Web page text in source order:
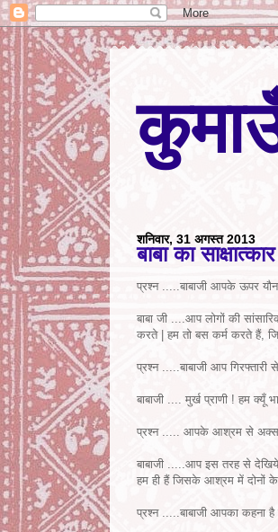
शनिवार, 31 अगस्त 2013
बाबा का
प्रश्न .....बाबाजी आपके ऊपर
बाबा जी ....आप लोगों की
करते | हम तो बस कर्म करते हैं,
प्रश्न .....बाबाजी आप
बाबाजी .... मुर्ख प्राणी ! हम
प्रश्न ..... आपके आश्रम से अक्सर
बाबाजी .....आप इस तरह से
हम ही हैं जिसके आश्रम में दोनों के
प्रश्न .....बाबाजी आपका कहना